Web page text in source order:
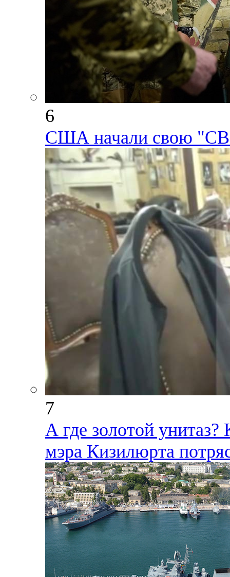
6
США начали свою
7
А где золотой
мэра Кизилюрта